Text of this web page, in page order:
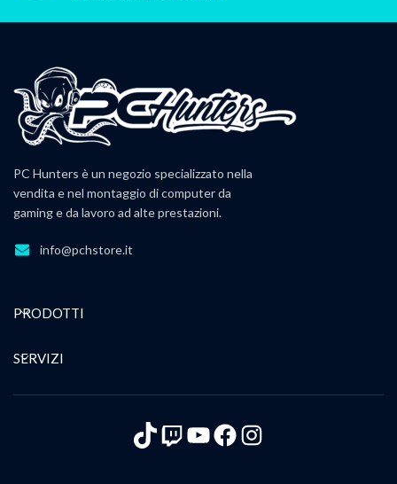
PC Hunters è un negozio specializzato nella
vendita e nel montaggio di computer da
gaming e da lavoro ad alte prestazioni.
info@pchstore.it
PRODOTTI
SERVIZI
TikTok
Twitch
YouTube
Facebook
Instagram